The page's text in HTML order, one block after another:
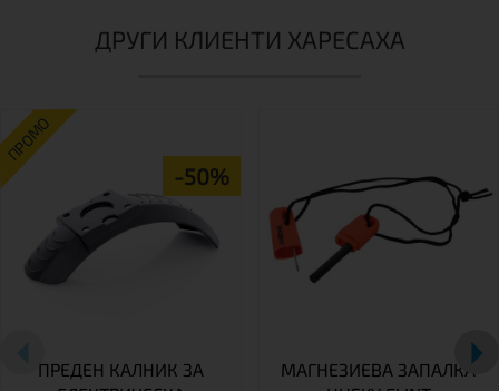
ДРУГИ КЛИЕНТИ ХАРЕСАХА
ПРОМО
-50%
ПРЕДЕН КАЛНИК ЗА
МАГНЕЗИЕВА ЗАПАЛКА